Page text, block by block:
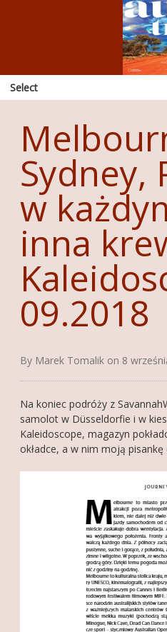
Select
Dzieje się
OFERTA
PREZENTACJE
WYPRAWY
KSIĄŻKI
ABORIGINAL ART
PUBLIKACJE
RADIO
O MNIE
FRIENDS
Sydney,
w
inna
09.2018
By Marek Tomalik on 8
Na koniec podróży z
samolot w Düsseldorfie i w
Kaleidoscope, magazyn
okładce, a w nim moją